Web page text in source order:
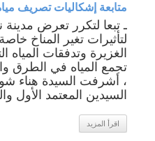
متابعة إشكاليات تصريف
ـ تبعا لتكرر تعرض مدينة
لتأثيرات تغير المناخ
الغزيرة وتدفقات المياه
تجمع المياه في الطرق
، أشرفت السيدة هناء
السيدين المعتمد الأول
اقرأ المزيد